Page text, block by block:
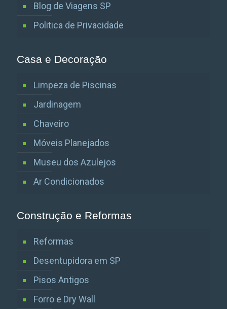
Blog de Viagens SP
Politica de Privacidade
Casa e Decoração
Limpeza de Piscinas
Jardinagem
Chaveiro
Móveis Planejados
Museu dos Azulejos
Ar Condicionados
Construção e Reformas
Reformas
Desentupidora em SP
Pisos Antigos
Forro e Dry Wall